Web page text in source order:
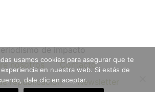
de impacto
nosotros
Contacto
republicación
Newsletter
usamos cookies para asegurar que te
en nuestra web. Si estás de
dale clic en aceptar.